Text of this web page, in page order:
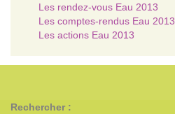
Les rendez-vous Eau 2013
Les comptes-rendus Eau 2013
Les actions Eau 2013
Rechercher :